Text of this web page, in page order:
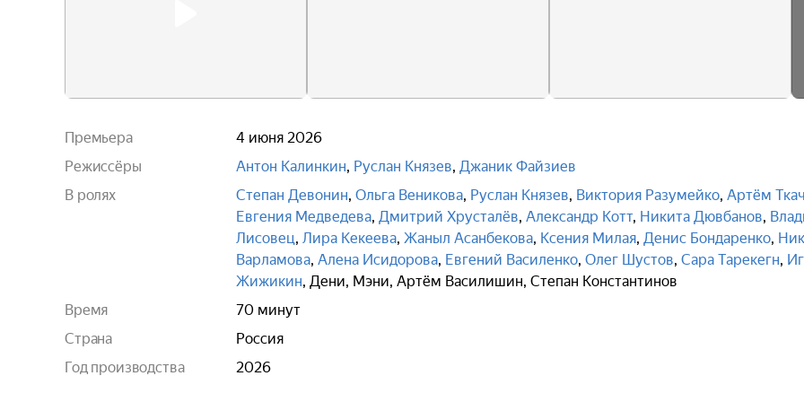
Премьера
4 июня 2026
Режиссёры
Антон Калинкин, Руслан Князев, Джаник Файзиев
В ролях
Степан Девонин, Ольга Веникова, Руслан Князев, Виктория Разумейко, Артём
Евгения Медведева, Дмитрий Хрусталёв, Александр Котт, Никита Дювбанов,
Лисовец, Лира Кекеева, Жаныл Асанбекова, Ксения Милая, Денис Бондаренко,
Варламова, Алена Исидорова, Евгений Василенко, Олег Шустов, Сара Тарекегн,
Жижикин, Дени, Мэни, Артём Василишин, Степан Константинов
Время
70 минут
Страна
Россия
Год производства
2026